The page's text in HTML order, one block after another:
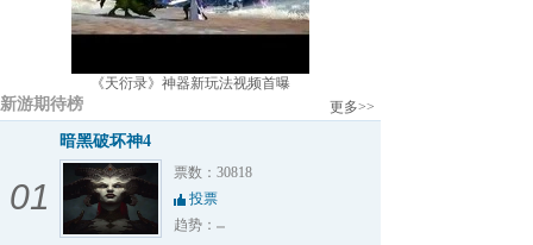
《天衍录》神器新玩法视频首曝
新游期待榜 更多>>
01
暗黑破坏神4
票数：30818
投票
趋势：